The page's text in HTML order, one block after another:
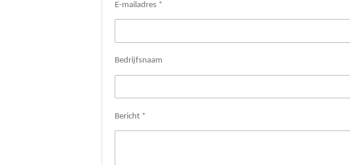
E-mailadres *
Bedrijfsnaam
Bericht *